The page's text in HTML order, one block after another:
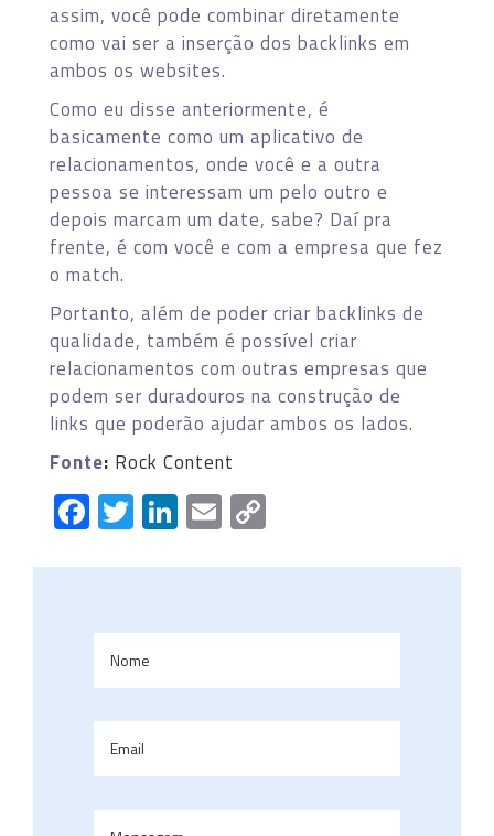
assim, você pode combinar diretamente
como vai ser a inserção dos backlinks em
ambos os websites.
Como eu disse anteriormente, é
basicamente como um aplicativo de
relacionamentos, onde você e a outra
pessoa se interessam um pelo outro e
depois marcam um date, sabe? Daí pra
frente, é com você e com a empresa que fez
o match.
Portanto, além de poder criar backlinks de
qualidade, também é possível criar
relacionamentos com outras empresas que
podem ser duradouros na construção de
links que poderão ajudar ambos os lados.
Fonte: Rock Content
Facebook
Twitter
LinkedIn
Email